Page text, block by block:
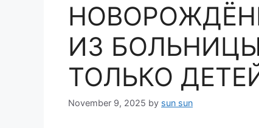
ИЗ
ТОЛЬКО
November 9, 2025 by sun sun